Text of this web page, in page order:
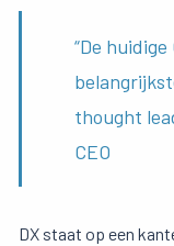
“De
thought
CEO
DX staat op een